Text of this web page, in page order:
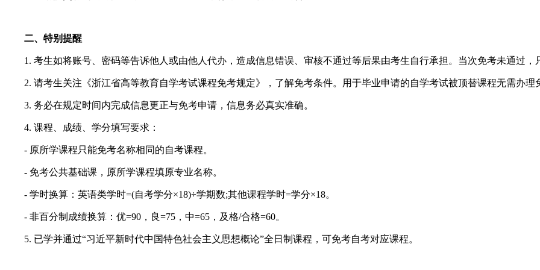
二、特别提醒
1. 考生如将账号、密码等告诉他人或由他人代办，造成信息错误、审核不通过等后果由考生自行承担。当次免考未通过，
2. 请考生关注《浙江省高等教育自学考试课程免考规定》，了解免考条件。用于毕业申请的自学考试被顶替课程无需办理
3. 务必在规定时间内完成信息更正与免考申请，信息务必真实准确。
4. 课程、成绩、学分填写要求：
- 原所学课程只能免考名称相同的自考课程。
- 免考公共基础课，原所学课程填原专业名称。
- 学时换算：英语类学时=(自考学分×18)÷学期数;其他课程学时=学分×18。
- 非百分制成绩换算：优=90，良=75，中=65，及格/合格=60。
5. 已学并通过“习近平新时代中国特色社会主义思想概论”全日制课程，可免考自考对应课程。